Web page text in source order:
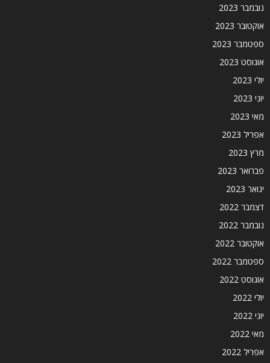
נובמבר 2023
אוקטובר 2023
ספטמבר 2023
אוגוסט 2023
יולי 2023
יוני 2023
מאי 2023
אפריל 2023
מרץ 2023
פברואר 2023
ינואר 2023
דצמבר 2022
נובמבר 2022
אוקטובר 2022
ספטמבר 2022
אוגוסט 2022
יולי 2022
יוני 2022
מאי 2022
אפריל 2022